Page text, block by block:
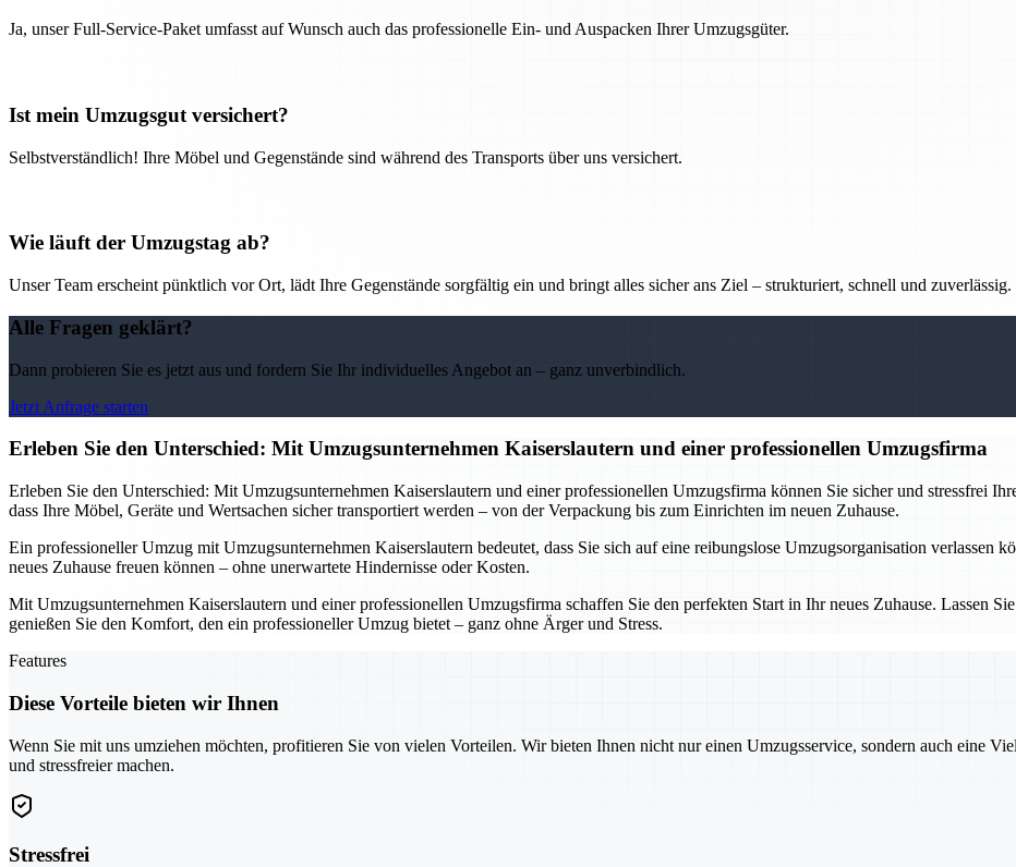
Ja, unser Full-Service-Paket umfasst auf Wunsch auch das professionelle Ein- und Auspacken Ihrer Umzugsgüter.
Ist mein Umzugsgut versichert?
Selbstverständlich! Ihre Möbel und Gegenstände sind während des Transports über uns versichert.
Wie läuft der Umzugstag ab?
Unser Team erscheint pünktlich vor Ort, lädt Ihre Gegenstände sorgfältig ein und bringt alles sicher ans Ziel – strukturiert, schnell und zuverlässig.
Alle Fragen geklärt?
Dann probieren Sie es jetzt aus und fordern Sie Ihr individuelles Angebot an – ganz unverbindlich.
Jetzt Anfrage starten
Erleben Sie den Unterschied: Mit Umzugsunternehmen Kaiserslautern und einer professionellen Umzugsfirma
Erleben Sie den Unterschied: Mit Umzugsunternehmen Kaiserslautern und einer professionellen Umzugsfirma können Sie sicher und stressfrei
dass Ihre Möbel, Geräte und Wertsachen sicher transportiert werden – von der Verpackung bis zum Einrichten im neuen Zuhause.
Ein professioneller Umzug mit Umzugsunternehmen Kaiserslautern bedeutet, dass Sie sich auf eine reibungslose Umzugsorganisation verlassen
neues Zuhause freuen können – ohne unerwartete Hindernisse oder Kosten.
Mit Umzugsunternehmen Kaiserslautern und einer professionellen Umzugsfirma schaffen Sie den perfekten Start in Ihr neues Zuhause. Lassen
genießen Sie den Komfort, den ein professioneller Umzug bietet – ganz ohne Ärger und Stress.
Features
Diese Vorteile bieten wir Ihnen
Wenn Sie mit uns umziehen möchten, profitieren Sie von vielen Vorteilen. Wir bieten Ihnen nicht nur einen Umzugsservice, sondern auch eine
und stressfreier machen.
Stressfrei